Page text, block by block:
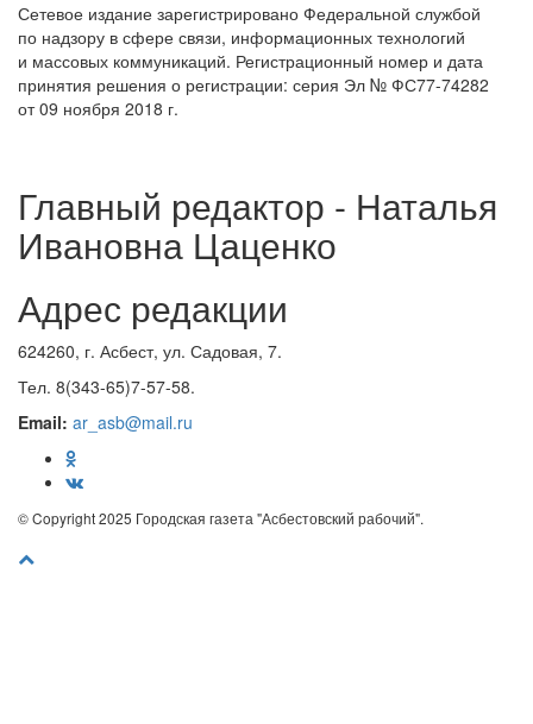
Сетевое издание зарегистрировано Федеральной службой
по надзору в сфере связи, информационных технологий
и массовых коммуникаций. Регистрационный номер и дата
принятия решения о регистрации: серия Эл № ФС77-74282
от 09 ноября 2018 г.
Главный редактор - Наталья
Ивановна Цаценко
Адрес редакции
624260, г. Асбест, ул. Садовая, 7.
Тел. 8(343-65)7-57-58.
Email: ar_asb@mail.ru
© Copyright 2025 Городская газета "Асбестовский рабочий".